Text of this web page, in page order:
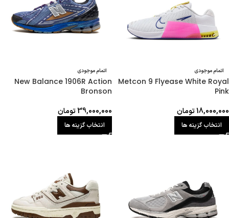
اتمام موجودی
Metcon 9 Flyease White Royal
Pink
18,000,000تومان
انتخاب گزینه ها
اتمام موجودی
New Balance 1906R Action
Bronson
39,000,000تومان
انتخاب گزینه ها